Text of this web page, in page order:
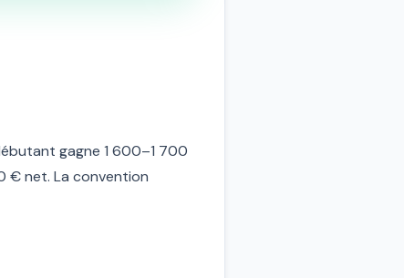
gagne 1 600–1 700
€ net. La convention